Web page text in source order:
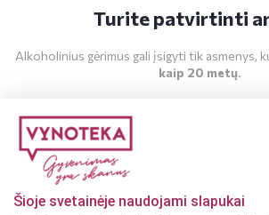
Šioje svetainėje naudojami slapukai
Turite patvirtinti
Alkoholinius gėrimus gali įsigyti tik asmenys,
kaip 20 metų.